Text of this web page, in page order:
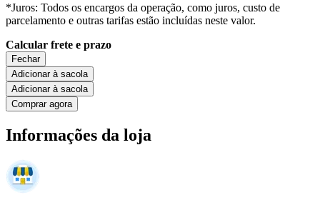
*Juros: Todos os encargos da operação, como juros, custo de
parcelamento e outras tarifas estão incluídas neste valor.
Calcular frete e prazo
Fechar
Adicionar à sacola
Adicionar à sacola
Comprar agora
Informações da loja